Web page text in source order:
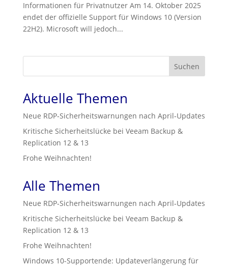
Informationen für Privatnutzer Am 14. Oktober 2025
endet der offizielle Support für Windows 10 (Version
22H2). Microsoft will jedoch...
Suchen
Aktuelle Themen
Neue RDP‑Sicherheitswarnungen nach April‑Updates
Kritische Sicherheitslücke bei Veeam Backup &
Replication 12 & 13
Frohe Weihnachten!
Alle Themen
Neue RDP‑Sicherheitswarnungen nach April‑Updates
Kritische Sicherheitslücke bei Veeam Backup &
Replication 12 & 13
Frohe Weihnachten!
Windows 10-Supportende: Updateverlängerung für